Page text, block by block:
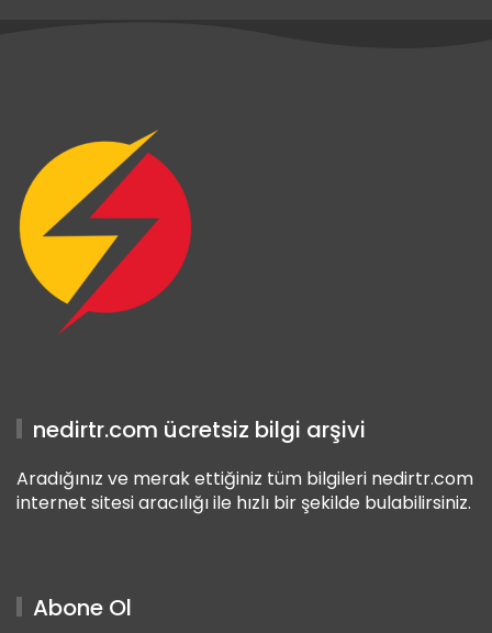
nedirtr.com ücretsiz bilgi arşivi
Aradığınız ve merak ettiğiniz tüm bilgileri nedirtr.com
internet sitesi aracılığı ile hızlı bir şekilde bulabilirsiniz.
Abone Ol